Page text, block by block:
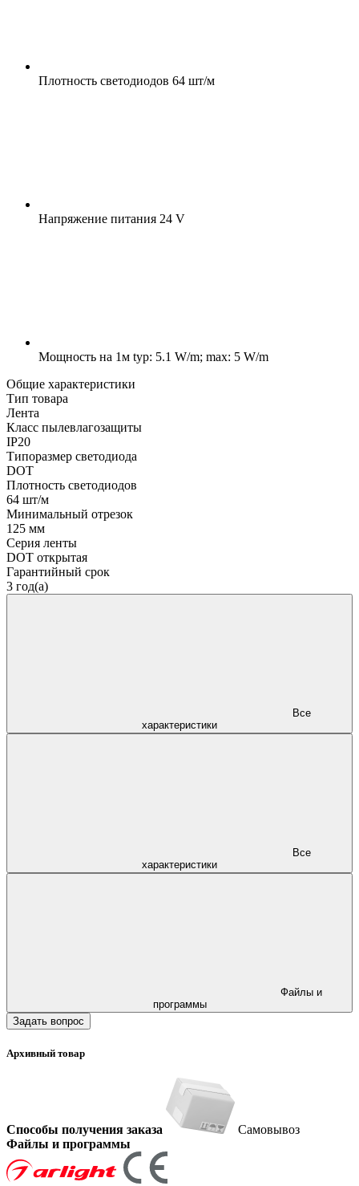
Плотность светодиодов 64 шт/м
Напряжение питания 24 V
Мощность на 1м typ: 5.1 W/m; max: 5 W/m
Общие характеристики
Тип товара
Лента
Класс пылевлагозащиты
IP20
Типоразмер светодиода
DOT
Плотность светодиодов
64 шт/м
Минимальный отрезок
125 мм
Серия ленты
DOT открытая
Гарантийный срок
3 год(а)
характеристики
характеристики
программы
Задать вопрос
Архивный товар
Способы получения заказа
Самовывоз
Файлы и программы